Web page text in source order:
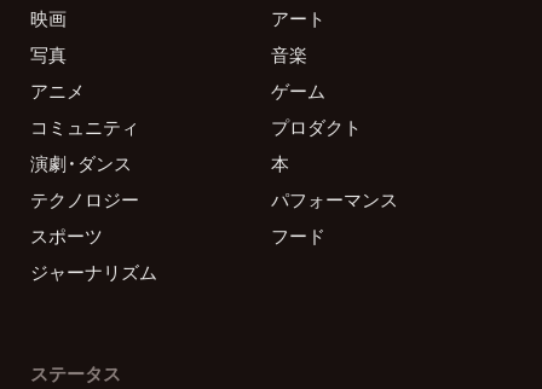
映画
アート
写真
音楽
アニメ
ゲーム
コミュニティ
プロダクト
演劇・ダンス
本
テクノロジー
パフォーマンス
スポーツ
フード
ジャーナリズム
ステータス